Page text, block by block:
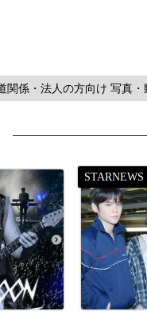
関係・法人の方向け 写真